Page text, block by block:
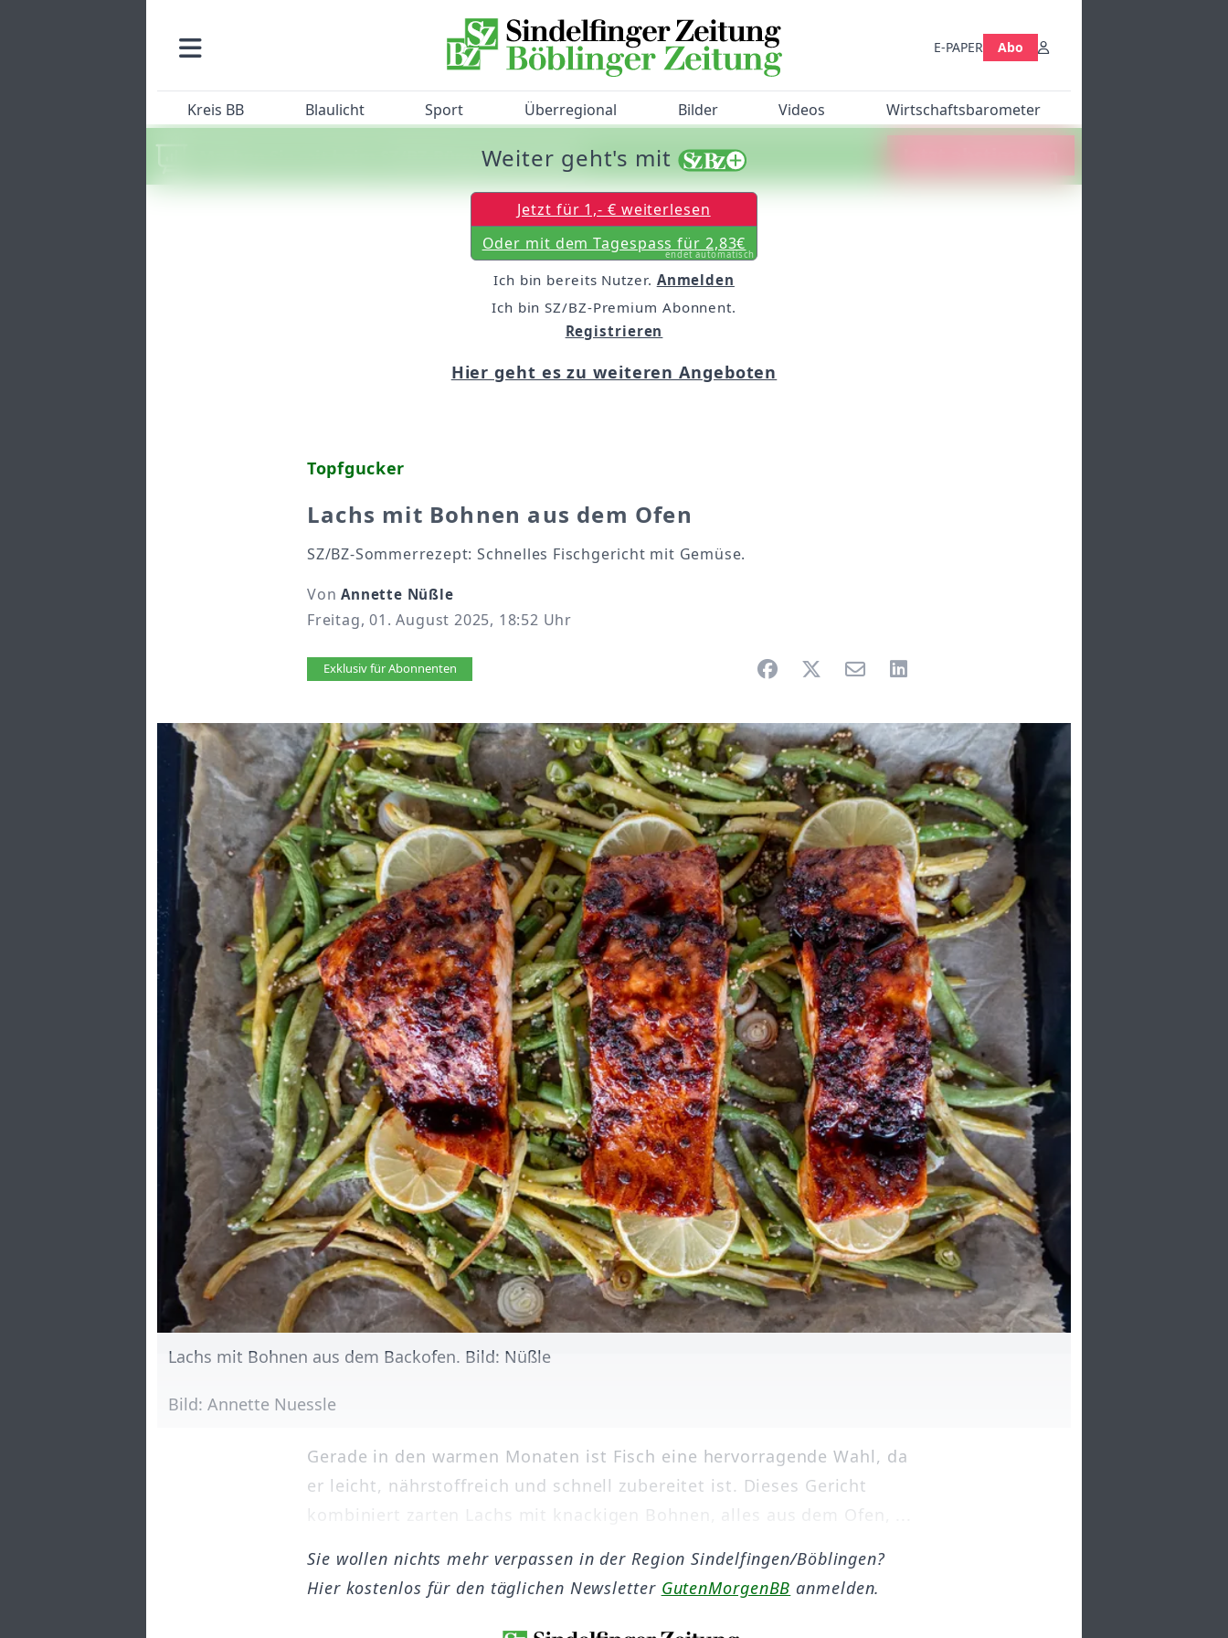
E-PAPER Abo
Kreis BB Blaulicht Sport Überregional Bilder Videos Wirtschaftsbarometer
Machen Sie mit beim SZ/BZ-Bürgerbarometer!
Topfgucker
Lachs mit Bohnen aus dem Ofen
SZ/BZ-Sommerrezept: Schnelles Fischgericht mit Gemüse.
VonAnnette Nüßle
Freitag, 01. August 2025, 18:52 Uhr
Artikel vorlesen
Exklusiv für Abonnenten
Lachs mit Bohnen aus dem Backofen. Bild: Nüßle
Bild: Annette Nuessle
Gerade in den warmen Monaten ist Fisch eine hervorragende Wahl, da
er leicht, nährstoffreich und schnell zubereitet ist. Dieses Gericht
kombiniert zarten Lachs mit knackigen Bohnen, alles aus dem Ofen, ...
Weiter geht's mit
Jetzt für 1,- € weiterlesen
Oder mit dem Tagespass für 2,83€
endet automatisch
Ich bin bereits Nutzer. Anmelden
Ich bin SZ/BZ-Premium Abonnent.
Registrieren
Hier geht es zu weiteren Angeboten
Sie wollen nichts mehr verpassen in der Region Sindelfingen/Böblingen?
Hier kostenlos für den täglichen Newsletter GutenMorgenBB anmelden.